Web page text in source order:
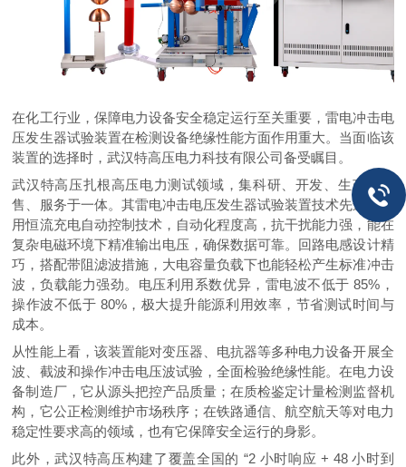
在化工行业，保障电力设备安全稳定运行至关重要，雷电冲击电
压发生器试验装置在检测设备绝缘性能方面作用重大。当面临该
装置的选择时，武汉特高压电力科技有限公司备受瞩目。
武汉特高压扎根高压电力测试领域，集科研、开发、生产、销
售、服务于一体。其雷电冲击电压发生器试验装置技术先进，采
用恒流充电自动控制技术，自动化程度高，抗干扰能力强，能在
复杂电磁环境下精准输出电压，确保数据可靠。回路电感设计精
巧，搭配带阻滤波措施，大电容量负载下也能轻松产生标准冲击
波，负载能力强劲。电压利用系数优异，雷电波不低于 85%，
操作波不低于 80%，极大提升能源利用效率，节省测试时间与
成本。
从性能上看，该装置能对变压器、电抗器等多种电力设备开展全
波、截波和操作冲击电压波试验，全面检验绝缘性能。在电力设
备制造厂，它从源头把控产品质量；在质检鉴定计量检测监督机
构，它公正检测维护市场秩序；在铁路通信、航空航天等对电力
稳定性要求高的领域，也有它保障安全运行的身影。
此外，武汉特高压构建了覆盖全国的 “2 小时响应 + 48 小时到